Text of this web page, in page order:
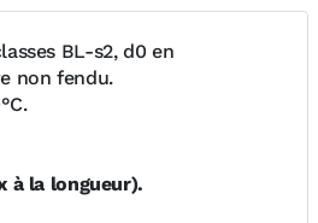
BL-s2, d0 en
non fendu.
à la longueur).